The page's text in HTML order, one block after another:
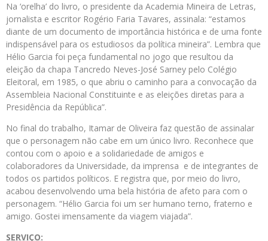
Na ‘orelha’ do livro, o presidente da Academia Mineira de Letras,
jornalista e escritor Rogério Faria Tavares, assinala: “estamos
diante de um documento de importância histórica e de uma fonte
indispensável para os estudiosos da política mineira”. Lembra que
Hélio Garcia foi peça fundamental no jogo que resultou da
eleição da chapa Tancredo Neves-José Sarney pelo Colégio
Eleitoral, em 1985, o que abriu o caminho para a convocação da
Assembleia Nacional Constituinte e as eleições diretas para a
Presidência da República”.
No final do trabalho, Itamar de Oliveira faz questão de assinalar
que o personagem não cabe em um único livro. Reconhece que
contou com o apoio e a solidariedade de amigos e
colaboradores da Universidade, da imprensa e de integrantes de
todos os partidos políticos. E registra que, por meio do livro,
acabou desenvolvendo uma bela história de afeto para com o
personagem. “Hélio Garcia foi um ser humano terno, fraterno e
amigo. Gostei imensamente da viagem viajada”.
SERVIÇO: